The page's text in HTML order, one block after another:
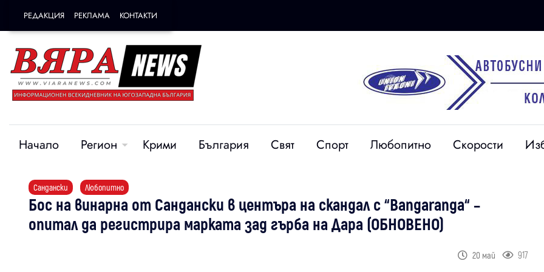
РЕДАКЦИЯ РЕКЛАМА КОНТАКТИ
Начало Регион Крими България Свят Спорт Любопитно Скорости
Сандански Любопитно
Бос на винарна от Сандански в центъра на скандал с “Bangaranga“ –
опитал да регистрира марката зад гърба на Дара (ОБНОВЕНО)
20 май 917